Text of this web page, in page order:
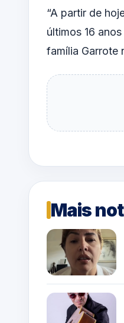
“A partir de
últimos 16
família Garrote
Mais